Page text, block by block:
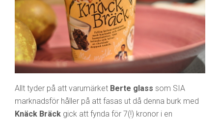
Allt tyder på att varumärket Berte glass som SIA
marknadsför håller på att fasas ut då denna burk med
Knäck Bräck gick att fynda för 7(!) kronor i en